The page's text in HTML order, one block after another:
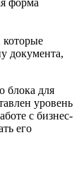
которые
документа,
блока для
уровень
с бизнес-
его